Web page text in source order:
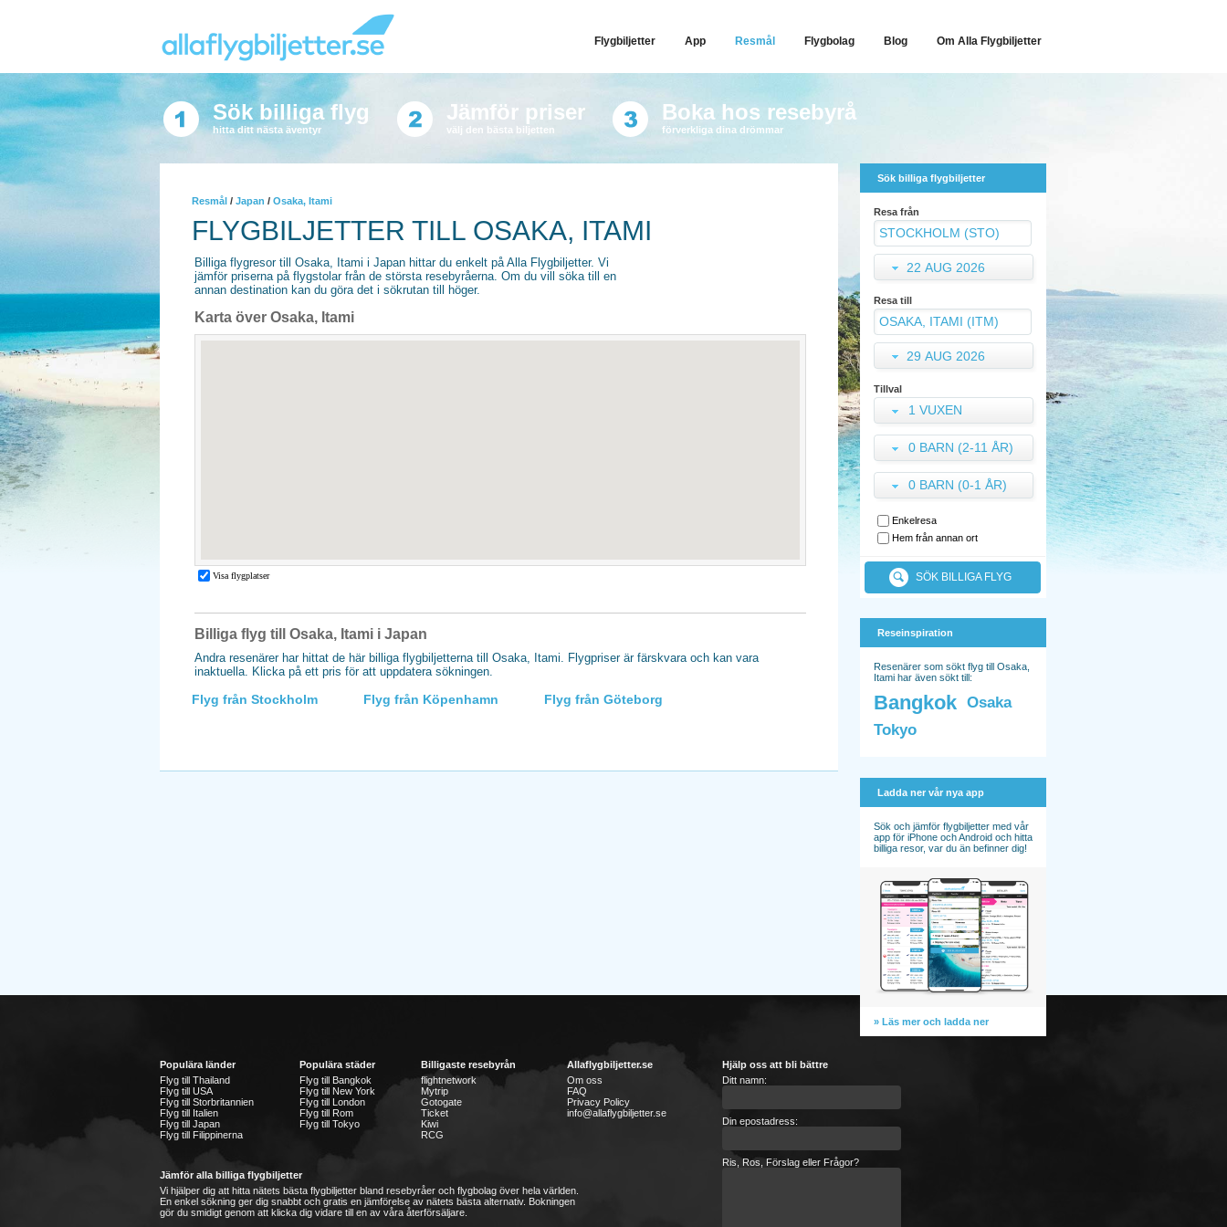
Flygbiljetter App Resmål Flygbolag Blog Om Alla Flygbiljetter
Sök billiga flyg
hitta ditt nästa äventyr
Jämför priser
välj den bästa biljetten
Boka hos resebyrå
förverkliga dina drömmar
Resmål / Japan / Osaka, Itami
FLYGBILJETTER TILL OSAKA, ITAMI
Billiga flygresor till Osaka, Itami i Japan hittar du enkelt på Alla Flygbiljetter. Vi
jämför priserna på flygstolar från de största resebyråerna. Om du vill söka till en
annan destination kan du göra det i sökrutan till höger.
Karta över Osaka, Itami
Billiga flyg till Osaka, Itami i Japan
Andra resenärer har hittat de här billiga flygbiljetterna till Osaka, Itami. Flygpriser är färskvara och kan vara
inaktuella. Klicka på ett pris för att uppdatera sökningen.
Flyg från Stockholm Flyg från Köpenhamn Flyg från Göteborg
Sök billiga flygbiljetter
Resa från
22 AUG 2026
Resa till
29 AUG 2026
Tillval
1 VUXEN
0 BARN (2-11 ÅR)
0 BARN (0-1 ÅR)
Enkelresa
Hem från annan ort
SÖK BILLIGA FLYG
Reseinspiration
Resenärer som sökt flyg till Osaka,
Itami har även sökt till:
Bangkok Osaka
Tokyo
Ladda ner vår nya app
Sök och jämför flygbiljetter med vår
app för iPhone och Android och hitta
billiga resor, var du än befinner dig!
» Läs mer och ladda ner
Populära länder
Flyg till Thailand
Flyg till USA
Flyg till Storbritannien
Flyg till Italien
Flyg till Japan
Flyg till Filippinerna
Populära städer
Flyg till Bangkok
Flyg till New York
Flyg till London
Flyg till Rom
Flyg till Tokyo
Billigaste resebyrån
flightnetwork
Mytrip
Gotogate
Ticket
Kiwi
RCG
Allaflygbiljetter.se
Om oss
FAQ
Privacy Policy
info@allaflygbiljetter.se
Jämför alla billiga flygbiljetter
Vi hjälper dig att hitta nätets bästa flygbiljetter bland resebyråer och flygbolag över hela världen.
En enkel sökning ger dig snabbt och gratis en jämförelse av nätets bästa alternativ. Bokningen
gör du smidigt genom att klicka dig vidare till en av våra återförsäljare.
Hjälp oss att bli bättre
Ditt namn:
Din epostadress:
Ris, Ros, Förslag eller Frågor?